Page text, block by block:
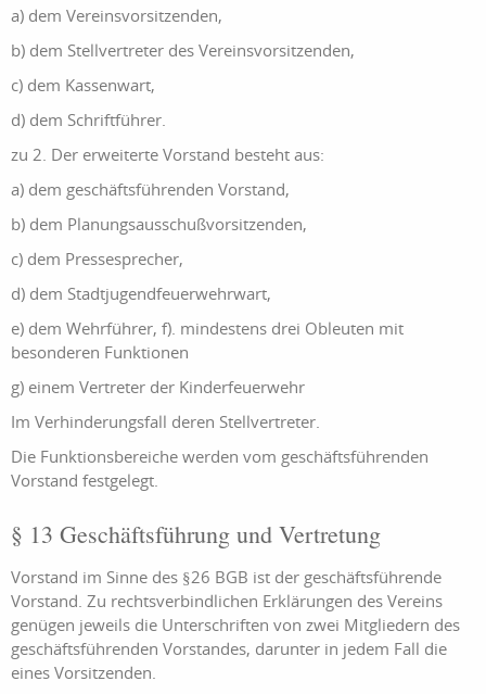
a) dem Vereinsvorsitzenden,
b) dem Stellvertreter des Vereinsvorsitzenden,
c) dem Kassenwart,
d) dem Schriftführer.
zu 2. Der erweiterte Vorstand besteht aus:
a) dem geschäftsführenden Vorstand,
b) dem Planungsausschußvorsitzenden,
c) dem Pressesprecher,
d) dem Stadtjugendfeuerwehrwart,
e) dem Wehrführer, f). mindestens drei Obleuten mit
besonderen Funktionen
g) einem Vertreter der Kinderfeuerwehr
Im Verhinderungsfall deren Stellvertreter.
Die Funktionsbereiche werden vom geschäftsführenden
Vorstand festgelegt.
§ 13 Geschäftsführung und Vertretung
Vorstand im Sinne des §26 BGB ist der geschäftsführende
Vorstand. Zu rechtsverbindlichen Erklärungen des Vereins
genügen jeweils die Unterschriften von zwei Mitgliedern des
geschäftsführenden Vorstandes, darunter in jedem Fall die
eines Vorsitzenden.